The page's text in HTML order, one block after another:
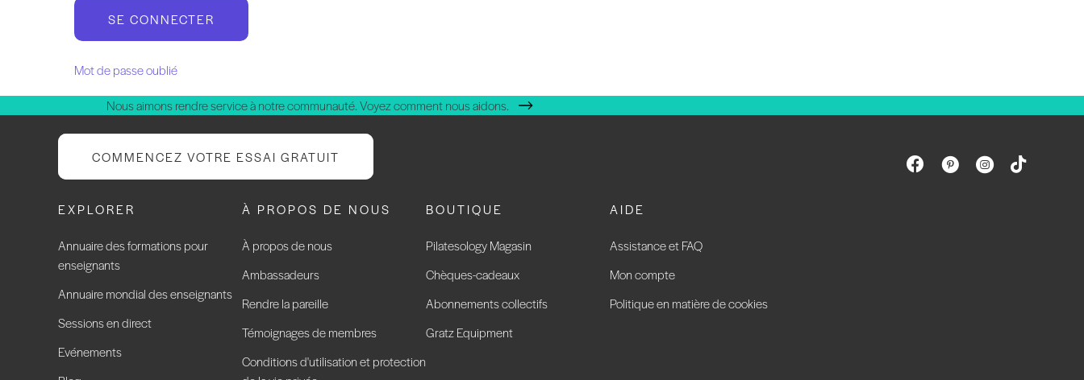
Mot de passe oublié
Nous aimons rendre service à notre communauté. Voyez comment nous aidons.
COMMENCEZ VOTRE ESSAI GRATUIT
EXPLORER
Annuaire des formations pour
enseignants
Annuaire mondial des enseignants
Sessions en direct
Evénements
À PROPOS DE NOUS
À propos de nous
Ambassadeurs
Rendre la pareille
Témoignages de membres
Conditions d'utilisation et protection
BOUTIQUE
Pilatesology Magasin
Chèques-cadeaux
Abonnements collectifs
Gratz Equipment
AIDE
Assistance et FAQ
Mon compte
Politique en matière de cookies